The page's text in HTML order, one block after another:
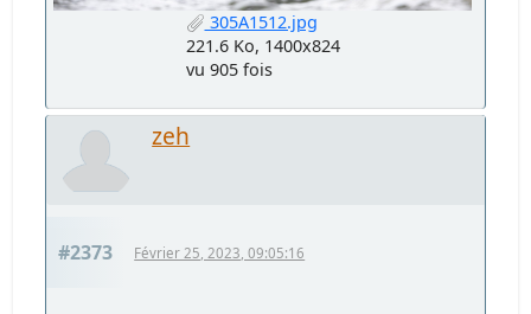
305A1512.jpg
221.6 Ko, 1400x824
vu 905 fois
zeh
#2373 Février 25, 2023, 09:05:16